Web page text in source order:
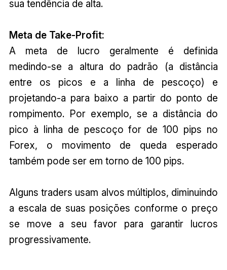
sua tendência de alta.
Meta de Take-Profit:
A meta de lucro geralmente é definida
medindo-se a altura do padrão (a distância
entre os picos e a linha de pescoço) e
projetando-a para baixo a partir do ponto de
rompimento. Por exemplo, se a distância do
pico à linha de pescoço for de 100 pips no
Forex, o movimento de queda esperado
também pode ser em torno de 100 pips.
Alguns traders usam alvos múltiplos, diminuindo
a escala de suas posições conforme o preço
se move a seu favor para garantir lucros
progressivamente.